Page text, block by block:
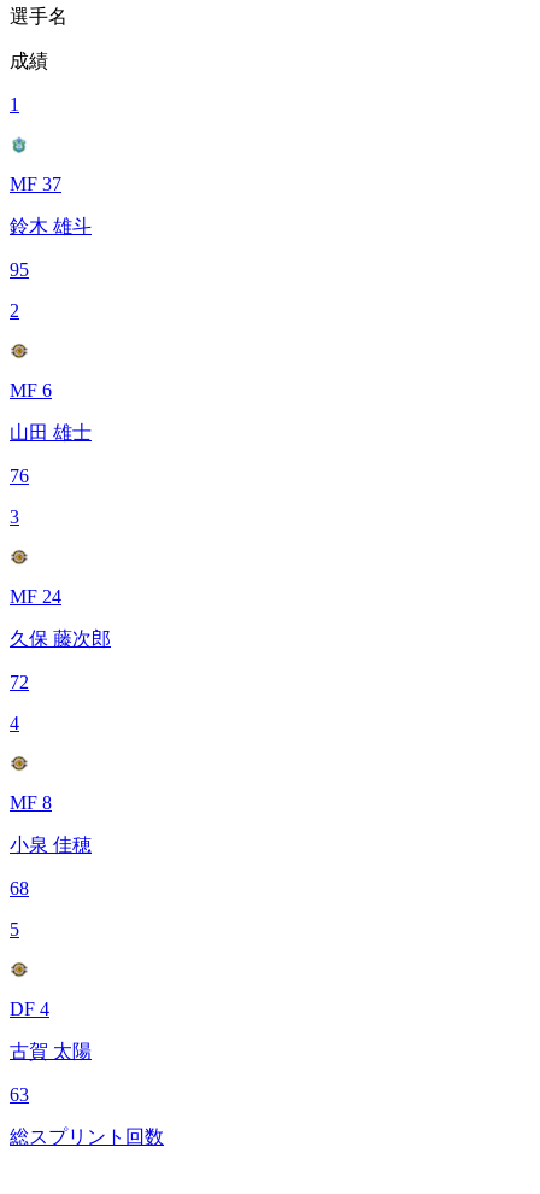
選手名
成績
1
MF 37
鈴木 雄斗
95
2
MF 6
山田 雄士
76
3
MF 24
久保 藤次郎
72
4
MF 8
小泉 佳穂
68
5
DF 4
古賀 太陽
63
総スプリント回数